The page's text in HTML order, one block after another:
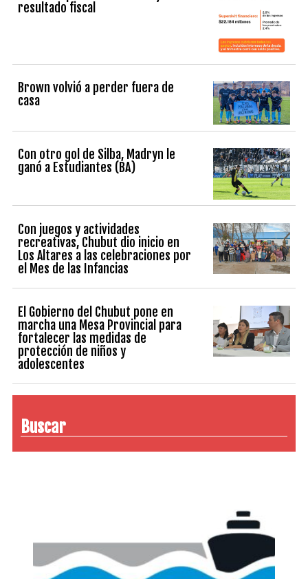
resultado fiscal
Brown volvió a perder fuera de
casa
Con otro gol de Silba, Madryn le
ganó a Estudiantes (BA)
Con juegos y actividades
recreativas, Chubut dio inicio en
Los Altares a las celebraciones por
el Mes de las Infancias
El Gobierno del Chubut pone en
marcha una Mesa Provincial para
fortalecer las medidas de
protección de niños y
adolescentes
Buscar